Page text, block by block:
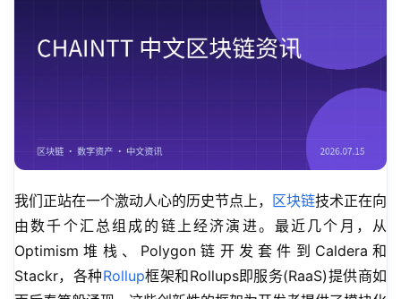
我们正站在一个激动人心的历史节点上， 区块链技术正在向
由数千个汇总组成的链上经济演进。最近几个月，从
Optimism堆栈、Polygon链开发套件到Caldera和
Stackr，各种Rollup框架和Rollups即服务(RaaS)提供商如